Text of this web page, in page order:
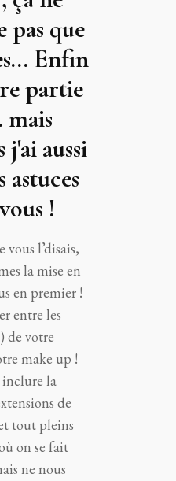
pas que
Enfin
partie
j'ai aussi
astuces
!
l’disais,
la mise en
en premier !
entre les
de votre
make up !
inclure la
de
tout pleins
on se fait
ne nous